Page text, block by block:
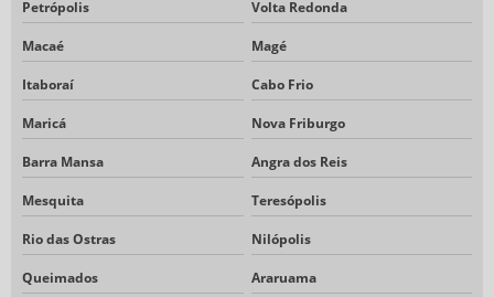
Petrópolis Volta Redonda
Macaé Magé
Itaboraí Cabo Frio
Maricá Nova Friburgo
Barra Mansa Angra dos Reis
Mesquita Teresópolis
Rio das Ostras Nilópolis
Queimados Araruama